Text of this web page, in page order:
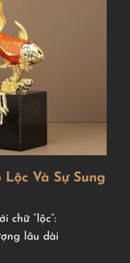
Và Sự Sung
chữ “lộc”:
lâu dài